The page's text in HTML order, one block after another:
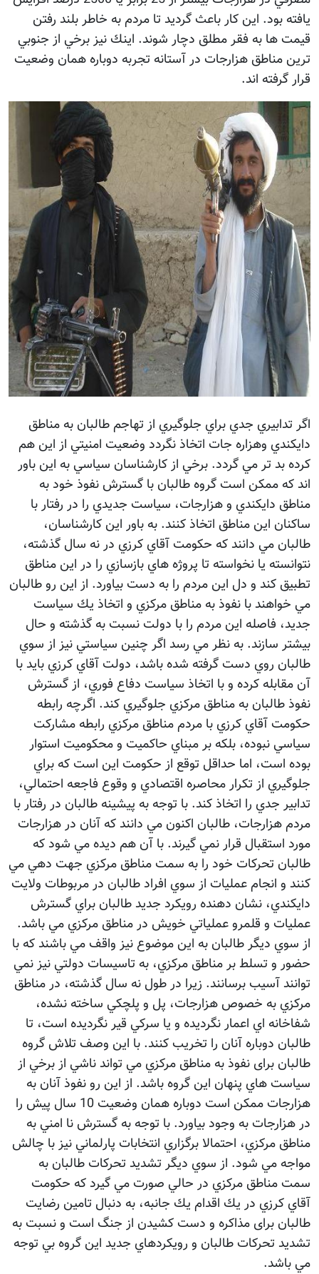
يافته بود. اين كار باعث گرديد تا مردم به خاطر بلند رفتن
قيمت ها به فقر مطلق دچار شوند. اينك نيز برخي از جنوبي
ترين مناطق هزارجات در آستانه تجربه دوباره همان وضعيت
قرار گرفته اند.
اگر تدابيري جدي براي جلوگيري از تهاجم طالبان به مناطق
دايكندي وهزاره جات اتخاذ نگردد وضعيت امنيتي از اين هم
کرده بد تر مي گردد. برخي از كارشناسان سياسي به اين باور
اند كه ممكن است گروه طالبان با گسترش نفوذ خود به
مناطق دايكندي و هزارجات، سياست جديدي را در رفتار با
ساكنان اين مناطق اتخاذ كنند. به باور اين كارشناسان،
طالبان مي دانند كه حكومت آقاي كرزي در نه سال گذشته،
نتوانسته يا نخواسته تا پروژه هاي بازسازي را در اين مناطق
تطبيق كند و دل اين مردم را به دست بياورد. از اين رو طالبان
مي خواهند با نفوذ به مناطق مركزي و اتخاذ يك سياست
جديد، فاصله اين مردم را با دولت نسبت به گذشته و حال
بيشتر سازند. به نظر مي رسد اگر چنين سياستي نيز از سوي
طالبان روي دست گرفته شده باشد، دولت آقاي كرزي بايد با
آن مقابله كرده و با اتخاذ سياست دفاع فوري، از گسترش
نفوذ طالبان به مناطق مركزي جلوگيري كند. اگرچه رابطه
حكومت آقاي كرزي با مردم مناطق مركزي رابطه مشاركت
سياسي نبوده، بلكه بر مبناي حاكميت و محكوميت استوار
بوده است، اما حداقل توقع از حكومت اين است كه براي
جلوگيري از تكرار محاصره اقتصادي و وقوع فاجعه احتمالي،
تدابير جدي را اتخاذ كند. با توجه به پیشینه طالبان در رفتار با
مردم هزارجات، طالبان اكنون مي دانند كه آنان در هزارجات
مورد استقبال قرار نمي گيرند. با آن هم ديده مي شود كه
طالبان تحركات خود را به سمت مناطق مركزي جهت دهي مي
كنند و انجام عمليات از سوي افراد طالبان در مربوطات ولايت
دايكندي، نشان دهنده رويكرد جديد طالبان براي گسترش
عمليات و قلمرو عملياتي خويش در مناطق مركزي مي باشد.
از سوي ديگر طالبان به اين موضوع نيز واقف مي باشند كه با
حضور و تسلط بر مناطق مركزي، به تاسيسات دولتي نيز نمي
توانند آسيب برسانند. زيرا در طول نه سال گذشته، در مناطق
مركزي به خصوص هزارجات، پل و پلچكي ساخته نشده،
شفاخانه اي اعمار نگرديده و يا سركي قير نگرديده است، تا
طالبان دوباره آنان را تخريب كنند. با این وصف تلاش گروه
طالبان برای نفوذ به مناطق مركزي مي تواند ناشي از برخي از
سياست هاي پنهان اين گروه باشد. از اين رو نفوذ آنان به
هزارجات ممكن است دوباره همان وضعيت 10 سال پيش را
در هزارجات به وجود بياورد. با توجه به گسترش نا امني به
مناطق مركزي، احتمالا برگزاري انتخابات پارلماني نيز با چالش
مواجه مي شود. از سوي ديگر تشديد تحركات طالبان به
سمت مناطق مركزي در حالي صورت مي گيرد كه حكومت
آقاي كرزي در يك اقدام يك جانبه، به دنبال تامين رضايت
طالبان برای مذاكره و دست كشيدن از جنگ است و نسبت به
تشديد تحركات طالبان و رويكردهاي جديد اين گروه بي توجه
مي باشد.